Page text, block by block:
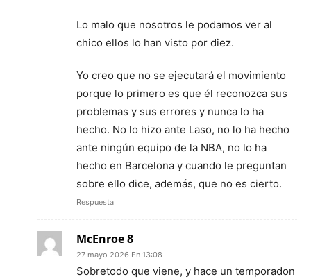
Lo malo que nosotros le podamos ver al
chico ellos lo han visto por diez.
Yo creo que no se ejecutará el movimiento
porque lo primero es que él reconozca sus
problemas y sus errores y nunca lo ha
hecho. No lo hizo ante Laso, no lo ha hecho
ante ningún equipo de la NBA, no lo ha
hecho en Barcelona y cuando le preguntan
sobre ello dice, además, que no es cierto.
Respuesta
McEnroe 8
27 mayo 2026 En 13:08
Sobretodo que viene, y hace un temporadon